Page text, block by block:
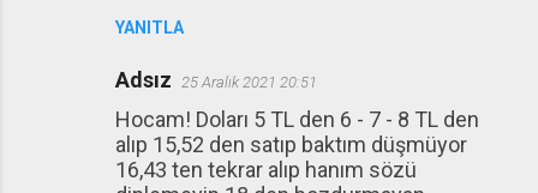
YANITLA
Adsız 25 Aralık 2021 20:51
Hocam! Doları 5 TL den 6 - 7 - 8 TL den
alıp 15,52 den satıp baktım düşmüyor
16,43 ten tekrar alıp hanım sözü